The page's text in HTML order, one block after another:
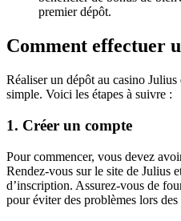
premier dépôt.
Comment effectuer
Réaliser un dépôt au casino
simple. Voici les étapes à suivre :
1. Créer un compte
Pour commencer, vous devez
Rendez-vous sur le site de Julius
d’inscription. Assurez-vous de
pour éviter des problèmes lors des